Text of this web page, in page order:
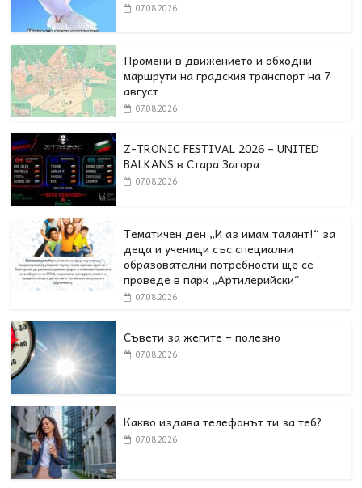
07.08.2026
Промени в движението и обходни
маршрути на градския транспорт на 7
август
07.08.2026
Z-TRONIC FESTIVAL 2026 – UNITED
BALKANS в Стара Загора
07.08.2026
Тематичен ден „И аз имам талант!“ за
деца и ученици със специални
образователни потребности ще се
проведе в парк „Артилерийски“
07.08.2026
Съвети за жегите – полезно
07.08.2026
Какво издава телефонът ти за теб?
07.08.2026